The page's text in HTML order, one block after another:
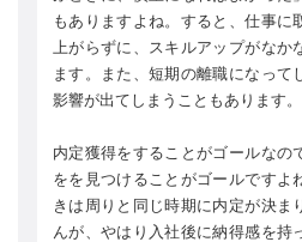
もありますよね。すると、仕事に
上がらずに、スキルアップがな
ます。また、短期の離職になって
影響が出てしまうこともあります。
内定獲得をすることがゴールなの
をを見つけることがゴールですよ
きは周りと同じ時期に内定が決ま
んが、やはり入社後に納得感を持